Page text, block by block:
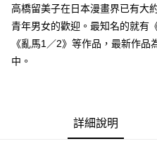
※ 請注意：結帳手續完成當下不需
購買商品的店家。未經商家同意取消
後付繳納相關費用。
※ 交易是否成功請以「AFTEE先享後
是否繳費成功／繳費後需取消欲退款
易，需依本服務之必要範圍內提供個
每筆NT$80，滿NT$500(含以上)
付款後萊爾富取貨
每筆NT$80，滿NT$500(含以上)
付款後7-11取貨
高橋留美子在日本漫畫界已有大
青年男女的歡迎。最知名的就有
《亂馬1／2》等作品，最新作
中。
詳細說明